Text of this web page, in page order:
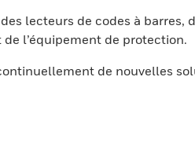
lecteurs de codes à barres,
l’équipement de protection.
de nouvelles